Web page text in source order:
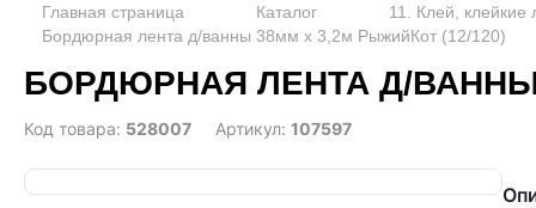
Главная страница Каталог
11. Клей, клейкие
Бордюрная лента д/ванны 38мм х 3,2м РыжийКот (12/120)
БОРДЮРНАЯ ЛЕНТА Д/ВАННЫ
Код товара: 528007 Артикул: 107597